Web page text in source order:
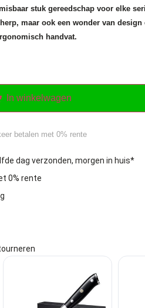
stuk gereedschap voor elke
maar ook een wonder van
handvat.
In winkelwagen
betalen met 0% rente
dag verzonden, morgen in huis*
0% rente